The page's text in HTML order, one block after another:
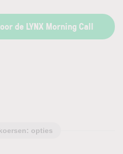
de LYNX Morning Call
opties